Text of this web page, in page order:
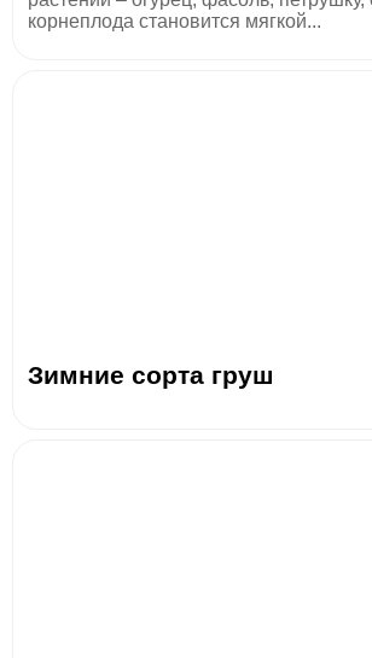
корнеплода становится мягкой...
Зимние сорта груш